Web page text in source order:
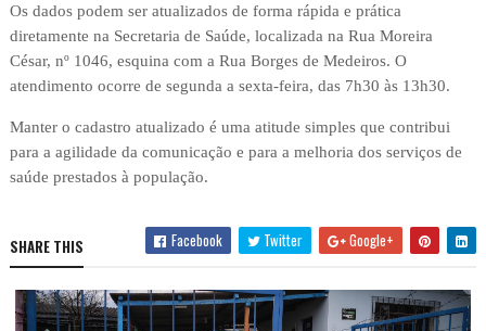
Os dados podem ser atualizados de forma rápida e prática
diretamente na Secretaria de Saúde, localizada na Rua Moreira
César, nº 1046, esquina com a Rua Borges de Medeiros. O
atendimento ocorre de segunda a sexta-feira, das 7h30 às 13h30.
Manter o cadastro atualizado é uma atitude simples que contribui
para a agilidade da comunicação e para a melhoria dos serviços de
saúde prestados à população.
SHARE THIS Facebook Twitter Google+